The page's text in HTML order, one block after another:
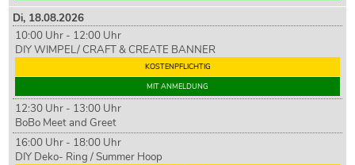
Di, 18.08.2026
10:00 Uhr - 12:00 Uhr
DIY WIMPEL/ CRAFT & CREATE BANNER
KOSTENPFLICHTIG
MIT ANMELDUNG
12:30 Uhr - 13:00 Uhr
BoBo Meet and Greet
16:00 Uhr - 18:00 Uhr
DIY Deko- Ring / Summer Hoop